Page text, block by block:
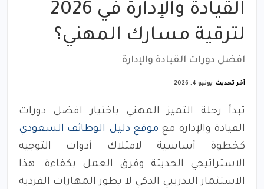
القيادة والإدارة في 2026
لترقية مسارك المهني؟
افضل دورات القيادة والإدارة
آخر تحديث يونيو 4, 2026
تبدأ رحلة التميز المهني باختيار افضل دورات
القيادة والإدارة مع موقع دليل الوظائف السعودي
كخطوة أساسية لامتلاك أدوات التوجيه
الاستراتيجي الحديثة وفرق العمل بكفاءة. هذا
الاستثمار التدريبي الذكي لا يطور المهارات الفردية